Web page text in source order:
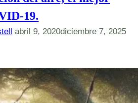
19.
abril 9, 2020diciembre 7, 2025